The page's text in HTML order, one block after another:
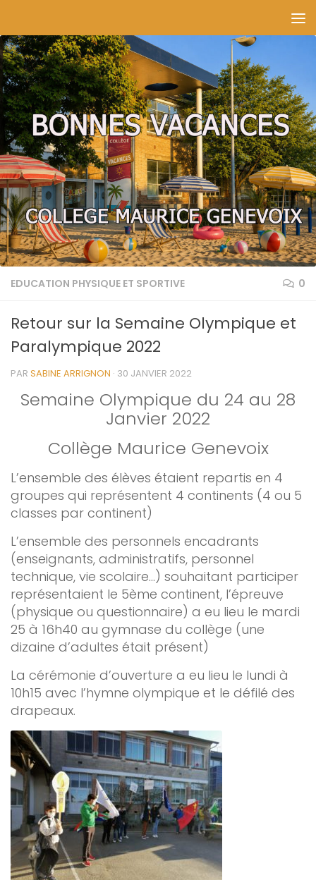
EDUCATION PHYSIQUE ET SPORTIVE 0
Retour sur la Semaine Olympique et
Paralympique 2022
PAR SABINE ARRIGNON · 30 JANVIER 2022
Semaine Olympique du 24 au 28
Janvier 2022
Collège Maurice Genevoix
L’ensemble des élèves étaient repartis en 4
groupes qui représentent 4 continents (4 ou 5
classes par continent)
L’ensemble des personnels encadrants
(enseignants, administratifs, personnel
technique, vie scolaire…) souhaitant participer
représentaient le 5ème continent, l’épreuve
(physique ou questionnaire) a eu lieu le mardi
25 à 16h40 au gymnase du collège (une
dizaine d’adultes était présent)
La cérémonie d’ouverture a eu lieu le lundi à
10h15 avec l’hymne olympique et le défilé des
drapeaux.